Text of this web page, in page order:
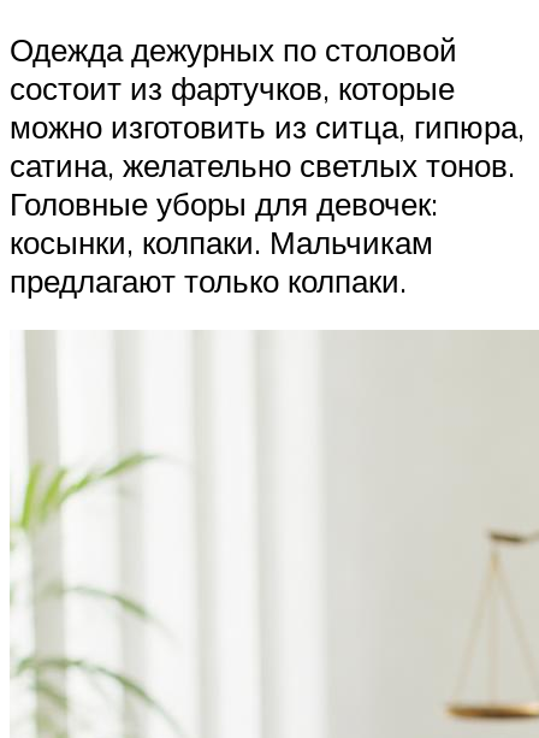
Одежда дежурных по столовой
состоит из фартучков, которые
можно изготовить из ситца, гипюра,
сатина, желательно светлых тонов.
Головные уборы для девочек:
косынки, колпаки. Мальчикам
предлагают только колпаки.